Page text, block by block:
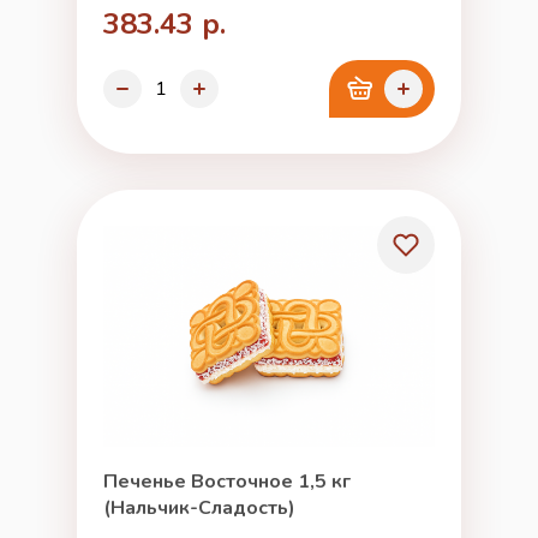
383.43 р.
Печенье Восточное 1,5 кг
(Нальчик-Сладость)